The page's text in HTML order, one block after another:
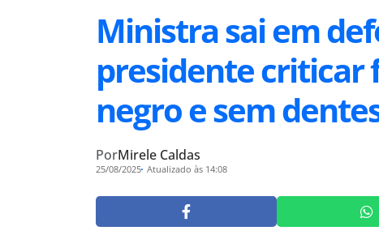
Ministra sai em
presidente criticar
negro e sem
PorMirele Caldas
25/08/2025 Atualizado às 14:08